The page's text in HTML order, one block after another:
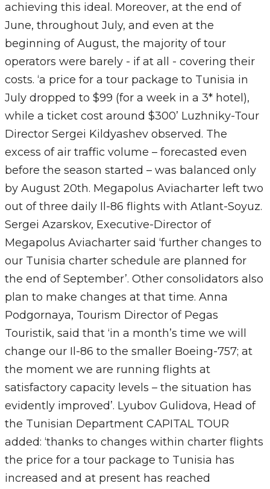
achieving this ideal. Moreover, at the end of
June, throughout July, and even at the
beginning of August, the majority of tour
operators were barely - if at all - covering their
costs. ‘a price for a tour package to Tunisia in
July dropped to $99 (for a week in a 3* hotel),
while a ticket cost around $300’ Luzhniky-Tour
Director Sergei Kildyashev observed. The
excess of air traffic volume – forecasted even
before the season started – was balanced only
by August 20th. Megapolus Aviacharter left two
out of three daily Il-86 flights with Atlant-Soyuz.
Sergei Azarskov, Executive-Director of
Megapolus Aviacharter said ‘further changes to
our Tunisia charter schedule are planned for
the end of September’. Other consolidators also
plan to make changes at that time. Anna
Podgornaya, Tourism Director of Pegas
Touristik, said that ‘in a month’s time we will
change our Il-86 to the smaller Boeing-757; at
the moment we are running flights at
satisfactory capacity levels – the situation has
evidently improved’. Lyubov Gulidova, Head of
the Tunisian Department CAPITAL TOUR
added: ‘thanks to changes within charter flights
the price for a tour package to Tunisia has
increased and at present has reached